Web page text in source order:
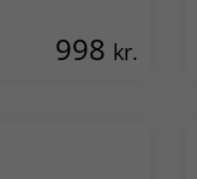
998 kr.